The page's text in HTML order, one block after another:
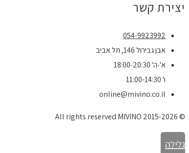
יצירת קשר
054-9923992
אבן גבירול 146, תל אביב
א'-ה' 18:00-20:30
ו' 11:00-14:30
online@mivino.co.il
© All rights reserved MIVINO 2015-2026
גלילה